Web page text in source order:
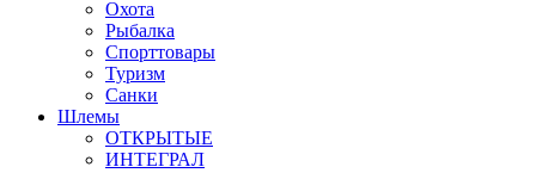
Охота
Рыбалка
Спорттовары
Туризм
Санки
Шлемы
ОТКРЫТЫЕ
ИНТЕГРАЛ